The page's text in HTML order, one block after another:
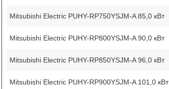
Mitsubishi Electric PUHY-RP750YSJM-A 85,0 кВт
Mitsubishi Electric PUHY-RP800YSJM-A 90,0 кВт
Mitsubishi Electric PUHY-RP850YSJM-A 96,0 кВт
Mitsubishi Electric PUHY-RP900YSJM-A 101,0 кВт